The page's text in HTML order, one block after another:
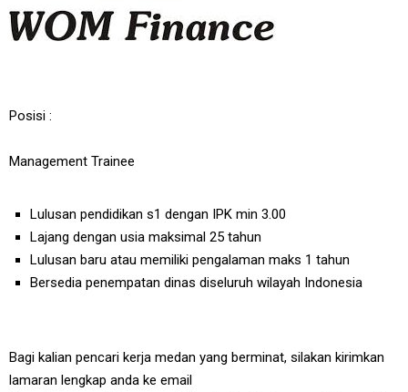
Posisi :
Management Trainee
Lulusan pendidikan s1 dengan IPK min 3.00
Lajang dengan usia maksimal 25 tahun
Lulusan baru atau memiliki pengalaman maks 1 tahun
Bersedia penempatan dinas diseluruh wilayah Indonesia
Bagi kalian pencari kerja medan yang berminat, silakan kirimkan
lamaran lengkap anda ke email